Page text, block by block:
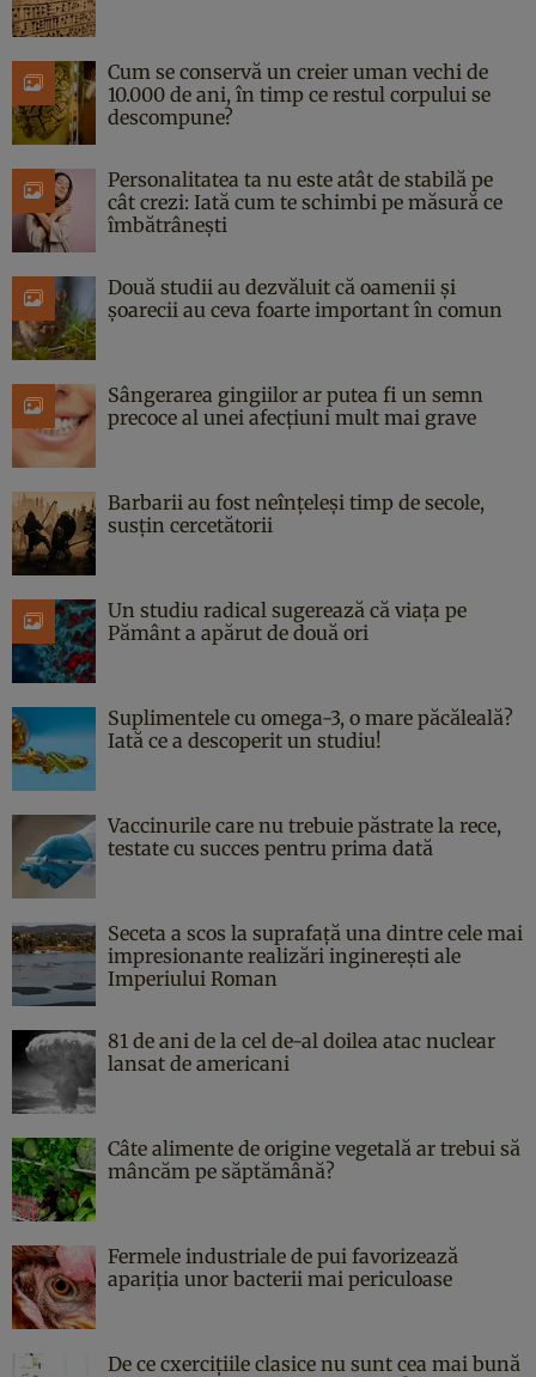
Cum se conservă un creier uman vechi de
10.000 de ani, în timp ce restul corpului se
descompune?
Personalitatea ta nu este atât de stabilă pe
cât crezi: Iată cum te schimbi pe măsură ce
îmbătrânești
Două studii au dezvăluit că oamenii și
șoarecii au ceva foarte important în comun
Sângerarea gingiilor ar putea fi un semn
precoce al unei afecțiuni mult mai grave
Barbarii au fost neînțeleși timp de secole,
susțin cercetătorii
Un studiu radical sugerează că viața pe
Pământ a apărut de două ori
Suplimentele cu omega-3, o mare păcăleală?
Iată ce a descoperit un studiu!
Vaccinurile care nu trebuie păstrate la rece,
testate cu succes pentru prima dată
Seceta a scos la suprafață una dintre cele mai
impresionante realizări inginerești ale
Imperiului Roman
81 de ani de la cel de-al doilea atac nuclear
lansat de americani
Câte alimente de origine vegetală ar trebui să
mâncăm pe săptămână?
Fermele industriale de pui favorizează
apariția unor bacterii mai periculoase
De ce cxercițiile clasice nu sunt cea mai bună